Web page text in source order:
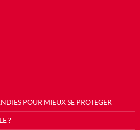
POUR MIEUX SE PROTEGER
?